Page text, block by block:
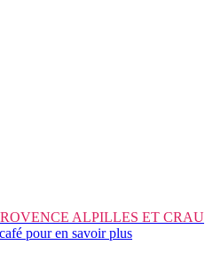
ALPILLES ET CRAU
pour en savoir plus